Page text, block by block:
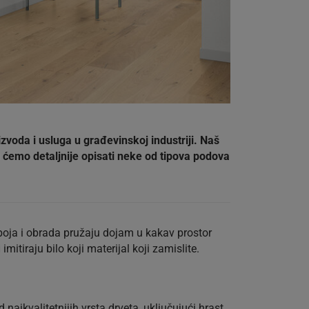
i usluga u građevinskoj industriji. Naš
detaljnije opisati neke od tipova podova
i obrada pružaju dojam u kakav prostor
imitiraju bilo koji materijal koji zamislite.